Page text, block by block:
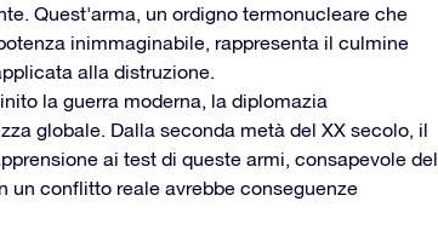
Quest'arma, un ordigno termonucleare che
inimmaginabile, rappresenta il culmine
alla distruzione.
la guerra moderna, la diplomazia
globale. Dalla seconda metà del XX secolo, il
ai test di queste armi, consapevole del
un conflitto reale avrebbe conseguenze